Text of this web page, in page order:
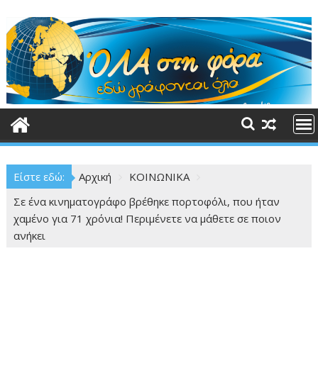
στο
περιεχόμενο
Είστε εδώ: Αρχική
ΚΟΙΝΩΝΙΚΑ
Σε ένα κινηματογράφο βρέθηκε πορτοφόλι, που ήταν
χαμένο για 71 χρόνια! Περιμένετε να μάθετε σε ποιον
ανήκει